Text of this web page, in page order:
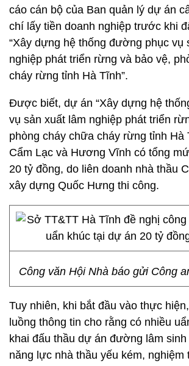
cáo cán bộ của Ban quản lý dự án
chí lấy tiền doanh nghiệp trước khi
“Xây dựng hệ thống đường phục vụ
nghiệp phát triển rừng và bảo vệ,
cháy rừng tỉnh Hà Tĩnh”.
Được biết, dự án “Xây dựng hệ
vụ sản xuất lâm nghiệp phát triển
phòng cháy chữa cháy rừng tỉnh Hà
Cẩm Lạc và Hương Vĩnh có tổng
20 tỷ đồng, do liên doanh nhà thầu
xây dựng Quốc Hưng thi công.
Công văn Hội Nhà báo gửi Công
Tuy nhiên, khi bắt đầu vào thực
luồng thông tin cho rằng có nhiều
khai đấu thầu dự án đường lâm sinh
năng lực nhà thầu yếu kém, nghiệm